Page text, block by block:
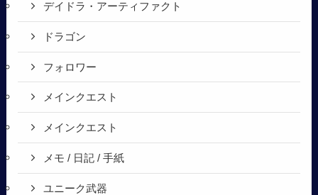
デイドラ・アーティファクト
ドラゴン
フォロワー
メインクエスト
メインクエスト
メモ / 日記 / 手紙
ユニーク武器